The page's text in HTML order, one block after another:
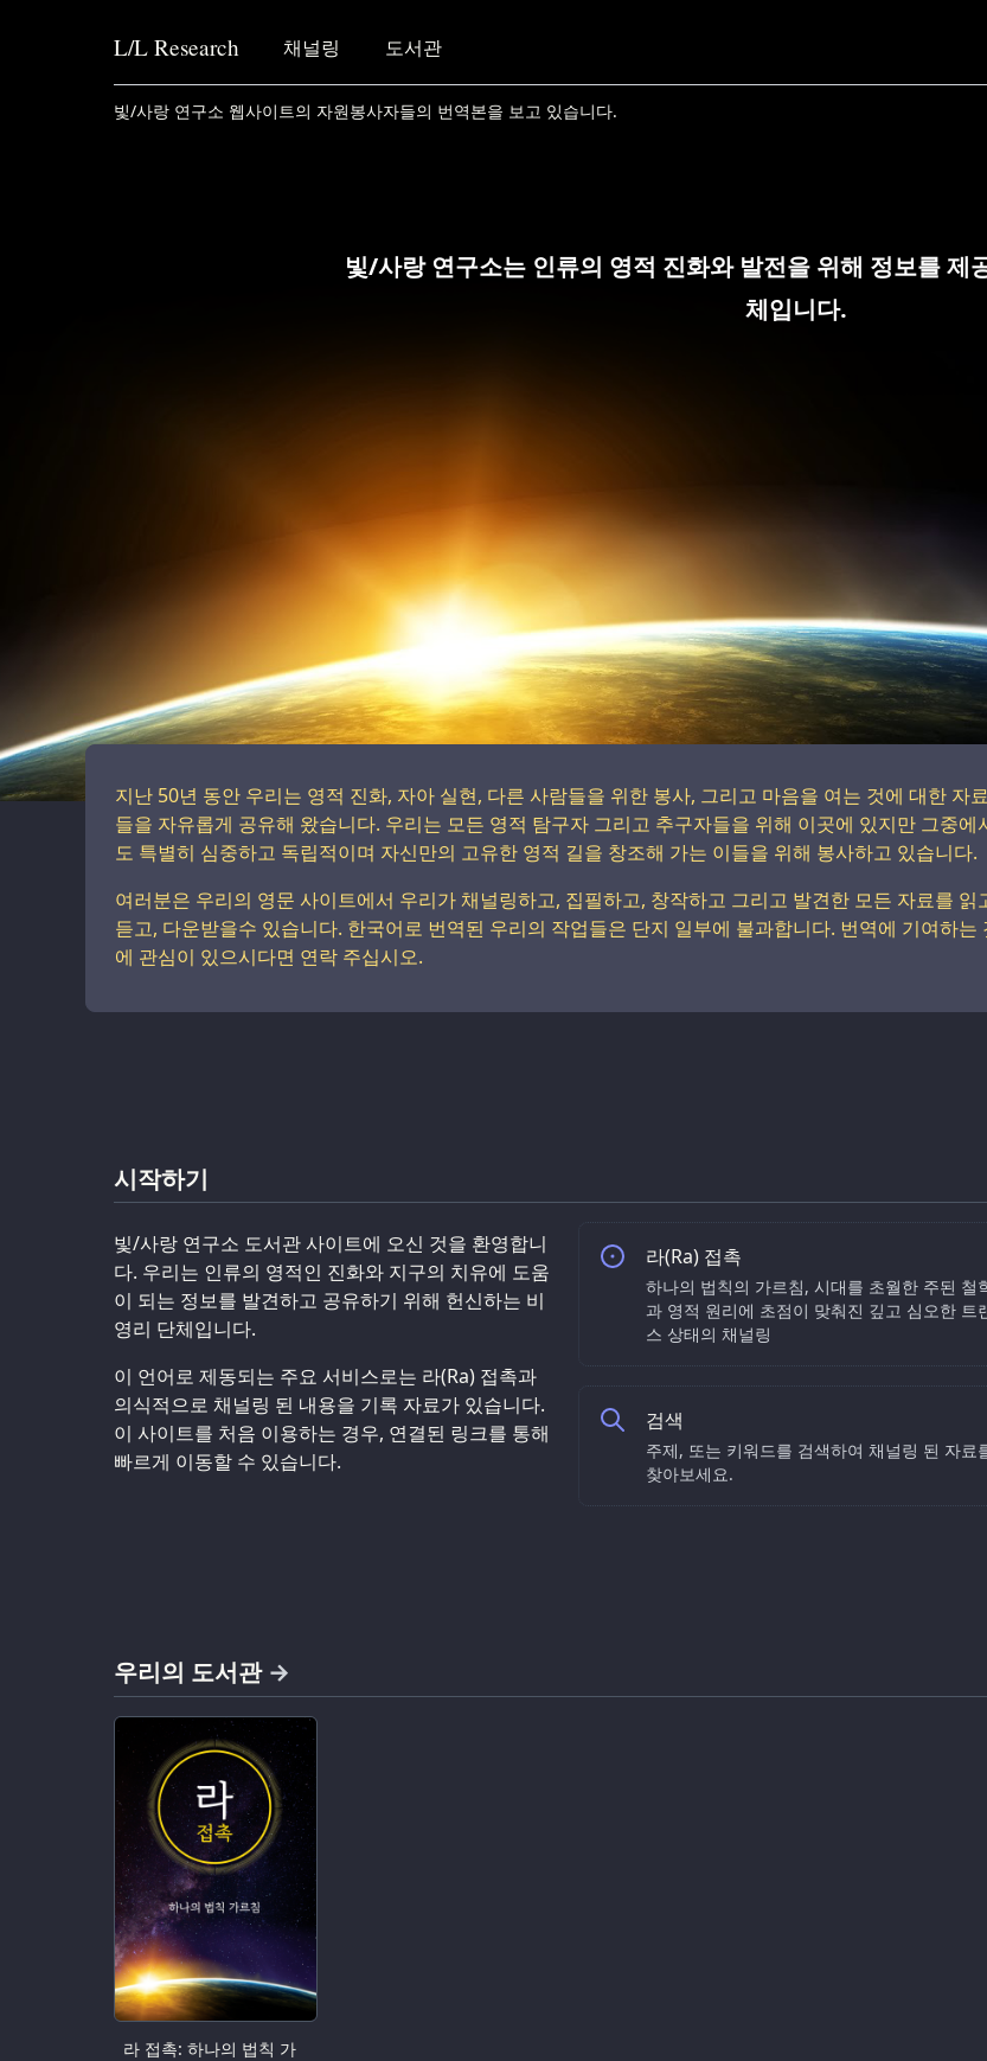
Skip to content
L/L Research 채널링 도서관
빛/사랑 연구소 웹사이트의 자원봉사자들의 번역본을 보고 있습니다.
빛/사랑 연구소는 인류의 영적 진화와 발전을 위해 정보를 제
체입니다.
지난 50년 동안 우리는 영적 진화, 자아 실현, 다른 사람들을 위한 봉사, 그리고 마음을 여는 것에 대한 자료
들을 자유롭게 공유해 왔습니다. 우리는 모든 영적 탐구자 그리고 추구자들을 위해 이곳에 있지만 그중에
도 특별히 심중하고 독립적이며 자신만의 고유한 영적 길을 창조해 가는 이들을 위해 봉사하고 있습니다.
여러분은 우리의 영문 사이트에서 우리가 채널링하고, 집필하고, 창작하고 그리고 발견한 모든 자료를 읽
듣고, 다운받을수 있습니다. 한국어로 번역된 우리의 작업들은 단지 일부에 불과합니다. 번역에 기여하는
에 관심이 있으시다면 연락 주십시오.
시작하기
빛/사랑 연구소 도서관 사이트에 오신 것을 환영합니
다. 우리는 인류의 영적인 진화와 지구의 치유에 도움
이 되는 정보를 발견하고 공유하기 위해 헌신하는 비
영리 단체입니다.
이 언어로 제동되는 주요 서비스로는 라(Ra) 접촉과
의식적으로 채널링 된 내용을 기록 자료가 있습니다.
이 사이트를 처음 이용하는 경우, 연결된 링크를 통해
빠르게 이동할 수 있습니다.
라(Ra) 접촉
하나의 법칙의 가르침, 시대를 초월한 주된 철
과 영적 원리에 초점이 맞춰진 깊고 심오한 트
스 상태의 채널링
검색
주제, 또는 키워드를 검색하여 채널링 된 자료
찾아보세요.
우리의 도서관
라 접촉: 하나의 법칙 가